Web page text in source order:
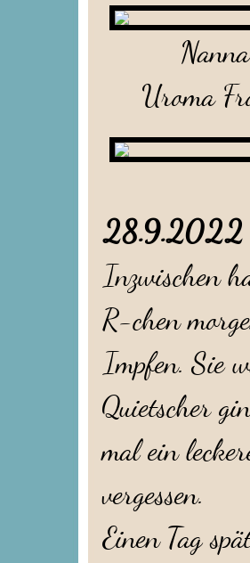
Uroma
Inzwischen
R-chen
Impfen. Sie
Quietscher
mal ein
vergessen.
Einen Tag